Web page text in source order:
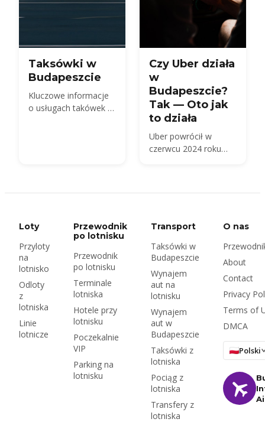
Taksówki w
Budapeszcie
Kluczowe informacje
o usługach takówek w
Czy Uber działa
w
Budapeszcie?
Tak — Oto jak
to działa
Uber powrócił w
czerwcu 2024 roku
miasto. Oto co to
lotniska i Bolta.
Loty
Przyloty
na
lotnisko
Odloty
z
lotniska
Linie
lotnicze
Przewodnik
po lotnisku
Przewodnik
po lotnisku
Terminale
lotniska
Hotele przy
lotnisku
Poczekalnie
VIP
Parking na
lotnisku
Transport
Taksówki w
Budapeszcie
Wynajem
aut na
lotnisku
Wynajem
aut w
Budapeszcie
Taksówki z
lotniska
Pociąg z
lotniska
Transfery z
lotniska
O nas
About
Contact
Privacy
Terms of
DMCA
Polski